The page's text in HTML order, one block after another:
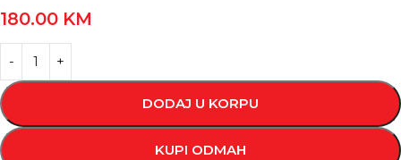
180.00 KM
DODAJ U KORPU
KUPI ODMAH